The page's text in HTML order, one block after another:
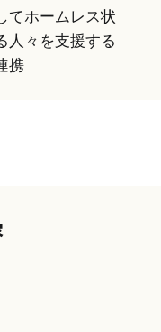
てホームレス状
人々を支援する
携